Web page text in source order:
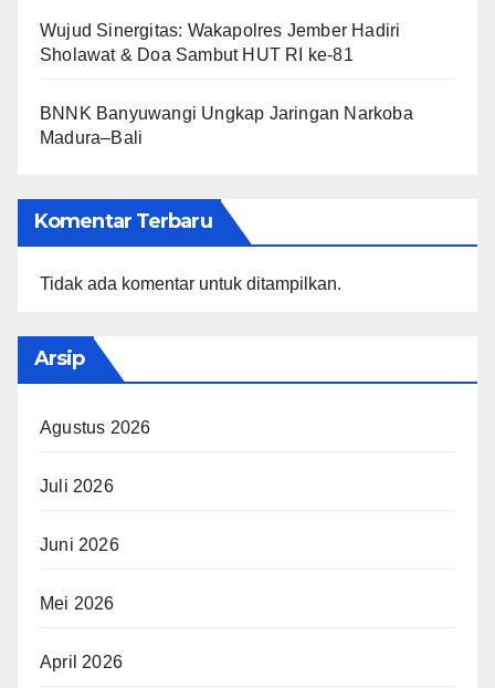
Wujud Sinergitas: Wakapolres Jember Hadiri
Sholawat & Doa Sambut HUT RI ke-81
BNNK Banyuwangi Ungkap Jaringan Narkoba
Madura–Bali
Komentar Terbaru
Tidak ada komentar untuk ditampilkan.
Arsip
Agustus 2026
Juli 2026
Juni 2026
Mei 2026
April 2026